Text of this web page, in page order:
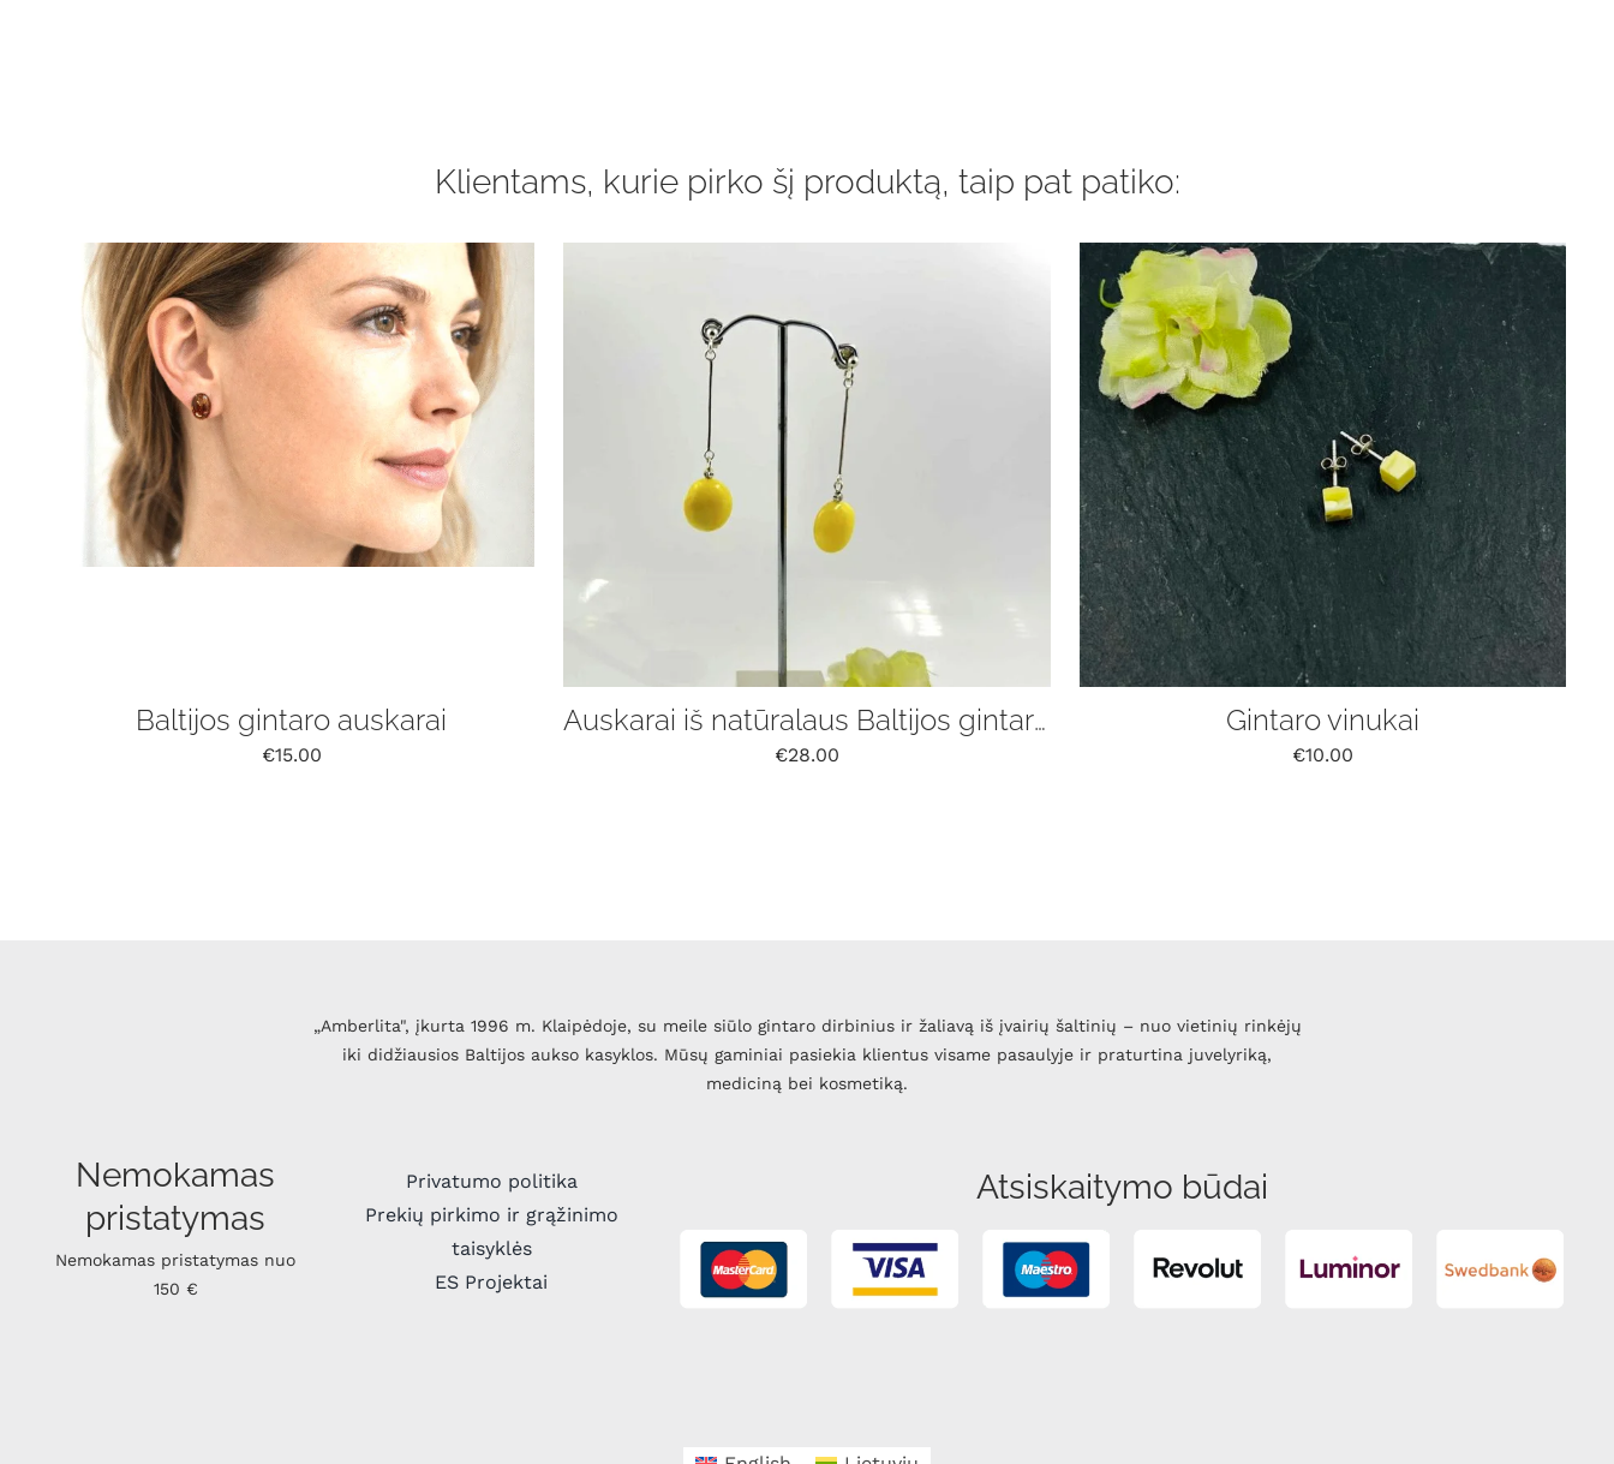
Klientams, kurie pirko šį produktą, taip pat patiko:
Baltijos gintaro auskarai
€15.00
Auskarai iš natūralaus Baltijos gintaro
€28.00
Gintaro vinukai
€10.00
„Amberlita", įkurta 1996 m. Klaipėdoje, su meile siūlo gintaro dirbinius ir žaliavą iš įvairių šaltinių – nuo vietinių rinkėjų
iki didžiausios Baltijos aukso kasyklos. Mūsų gaminiai pasiekia klientus visame pasaulyje ir praturtina juvelyriką,
mediciną bei kosmetiką.
Nemokamas
pristatymas
Nemokamas pristatymas nuo
150 €
Privatumo politika
Prekių pirkimo ir grąžinimo
taisyklės
ES Projektai
Atsiskaitymo būdai